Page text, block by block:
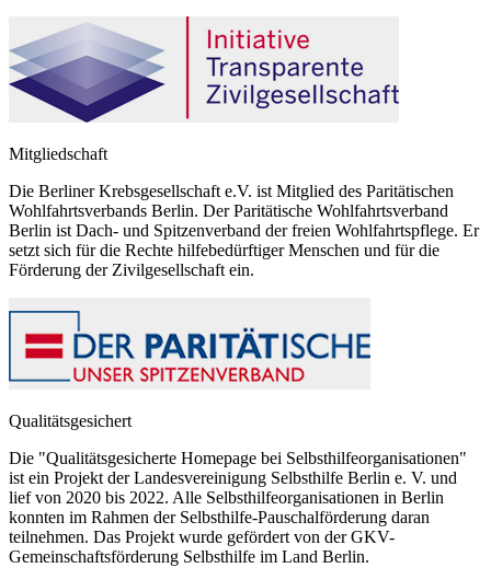
Mitgliedschaft
Die Berliner Krebsgesellschaft e.V. ist Mitglied des Paritätischen
Wohlfahrtsverbands Berlin. Der Paritätische Wohlfahrtsverband
Berlin ist Dach- und Spitzenverband der freien Wohlfahrtspflege. Er
setzt sich für die Rechte hilfebedürftiger Menschen und für die
Förderung der Zivilgesellschaft ein.
Qualitätsgesichert
Die "Qualitätsgesicherte Homepage bei Selbsthilfeorganisationen"
ist ein Projekt der Landesvereinigung Selbsthilfe Berlin e. V. und
lief von 2020 bis 2022. Alle Selbsthilfeorganisationen in Berlin
konnten im Rahmen der Selbsthilfe-Pauschalförderung daran
teilnehmen. Das Projekt wurde gefördert von der GKV-
Gemeinschaftsförderung Selbsthilfe im Land Berlin.